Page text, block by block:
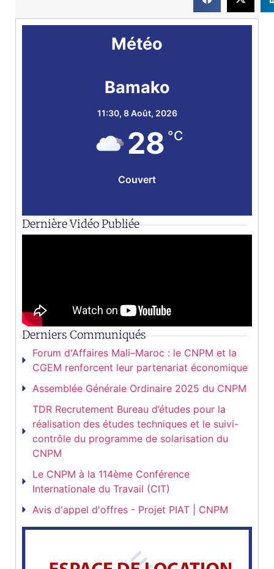
Météo
Bamako
11:30, 8 Août, 2026
28 °C
Couvert
Dernière Vidéo Publiée
Derniers Communiqués
Forum d'Affaires Mali–Maroc : le CNPM et la
CGEM renforcent leur partenariat économique
Assemblée Générale Ordinaire 2025 du CNPM
TDR Recrutement Bureau d’études pour la
réalisation des études techniques et le suivi-
contrôle du programme de solarisation du
CNPM
Le CNPM à la 114ème Conférence
Internationale du Travail (CIT)
Avis d'appel d'offres - Projet PIAT | CNPM